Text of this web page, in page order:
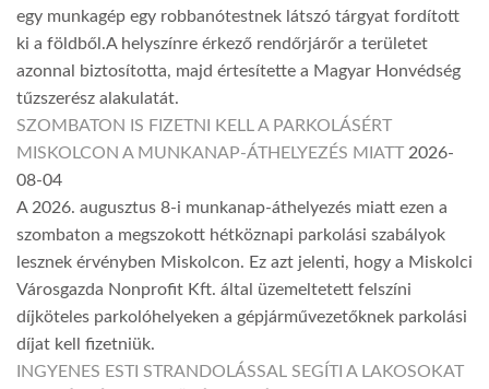
egy munkagép egy robbanótestnek látszó tárgyat fordított
ki a földből.A helyszínre érkező rendőrjárőr a területet
azonnal biztosította, majd értesítette a Magyar Honvédség
tűzszerész alakulatát.
SZOMBATON IS FIZETNI KELL A PARKOLÁSÉRT
MISKOLCON A MUNKANAP-ÁTHELYEZÉS MIATT 2026-
08-04
A 2026. augusztus 8-i munkanap-áthelyezés miatt ezen a
szombaton a megszokott hétköznapi parkolási szabályok
lesznek érvényben Miskolcon. Ez azt jelenti, hogy a Miskolci
Városgazda Nonprofit Kft. által üzemeltetett felszíni
díjköteles parkolóhelyeken a gépjárművezetőknek parkolási
díjat kell fizetniük.
INGYENES ESTI STRANDOLÁSSAL SEGÍTI A LAKOSOKAT